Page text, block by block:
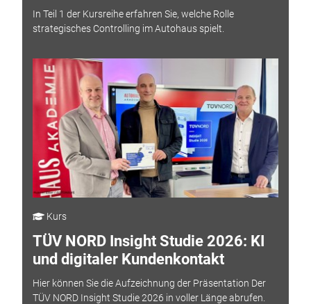
In Teil 1 der Kursreihe erfahren Sie, welche Rolle
strategisches Controlling im Autohaus spielt.
Kurs
TÜV NORD Insight Studie 2026: KI
und digitaler Kundenkontakt
Hier können Sie die Aufzeichnung der Präsentation Der
TÜV NORD Insight Studie 2026 in voller Länge abrufen.